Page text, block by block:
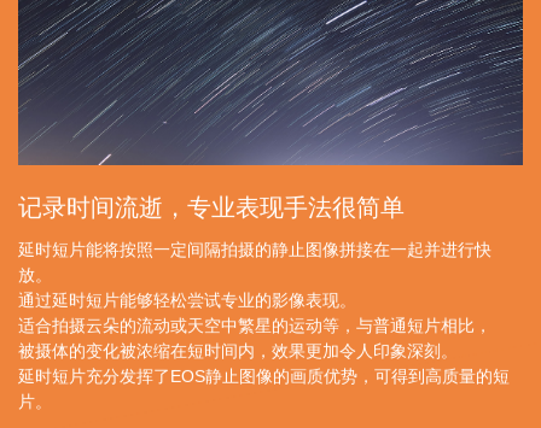
记录时间流逝，专业表现手法很简单
延时短片能将按照一定间隔拍摄的静止图像拼接在一起并进行快
放。
通过延时短片能够轻松尝试专业的影像表现。
适合拍摄云朵的流动或天空中繁星的运动等，与普通短片相比，
被摄体的变化被浓缩在短时间内，效果更加令人印象深刻。
延时短片充分发挥了EOS静止图像的画质优势，可得到高质量的短